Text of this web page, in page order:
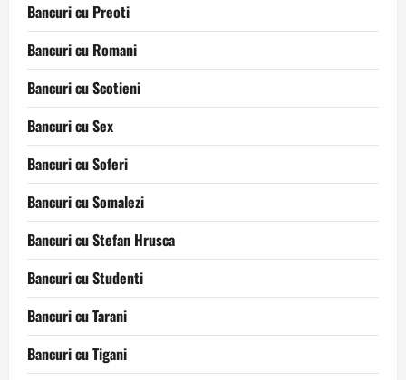
Bancuri cu Preoti
Bancuri cu Romani
Bancuri cu Scotieni
Bancuri cu Sex
Bancuri cu Soferi
Bancuri cu Somalezi
Bancuri cu Stefan Hrusca
Bancuri cu Studenti
Bancuri cu Tarani
Bancuri cu Tigani